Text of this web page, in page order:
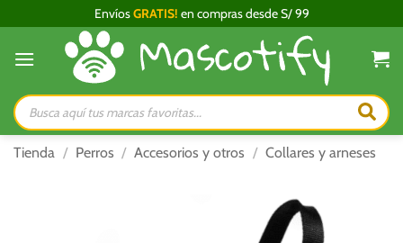
al
contenido
EnvíosGRATIS! en compras desde S/ 99
Búsqueda
de
productos
Tienda / Perros / Accesorios y otros / Collares y arneses